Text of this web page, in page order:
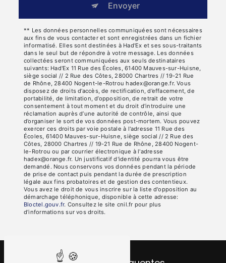
Envoyer
** Les données personnelles communiquées sont nécessaires
aux fins de vous contacter et sont enregistrées dans un fichier
informatisé. Elles sont destinées à Had'Ex et ses sous-traitants
dans le seul but de répondre à votre message. Les données
collectées seront communiquées aux seuls destinataires
suivants: Had'Ex 11 Rue des Écoles, 61400 Mauves-sur-Huisne,
siège social // 2 Rue des Côtes, 28000 Chartres // 19-21 Rue
de Rhône, 28400 Nogent-le-Rotrou hadex@orange.fr. Vous
disposez de droits d’accès, de rectification, d’effacement, de
portabilité, de limitation, d’opposition, de retrait de votre
consentement à tout moment et du droit d’introduire une
réclamation auprès d’une autorité de contrôle, ainsi que
d’organiser le sort de vos données post-mortem. Vous pouvez
exercer ces droits par voie postale à l'adresse 11 Rue des
Écoles, 61400 Mauves-sur-Huisne, siège social // 2 Rue des
Côtes, 28000 Chartres // 19-21 Rue de Rhône, 28400 Nogent-
le-Rotrou ou par courrier électronique à l'adresse
hadex@orange.fr. Un justificatif d'identité pourra vous être
demandé. Nous conservons vos données pendant la période
de prise de contact puis pendant la durée de prescription
légale aux fins probatoires et de gestion des contentieux.
Vous avez le droit de vous inscrire sur la liste d'opposition au
démarchage téléphonique, disponible à cette adresse:
Bloctel.gouv.fr. Consultez le site cnil.fr pour plus
d’informations sur vos droits.